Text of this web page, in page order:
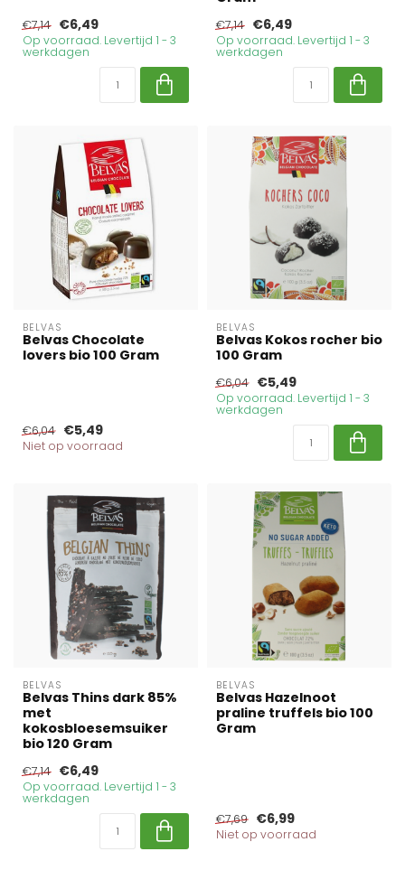
€7,14 €6,49
Op voorraad. Levertijd 1 - 3
werkdagen
€7,14 €6,49
Op voorraad. Levertijd 1 - 3
werkdagen
BELVAS
Belvas Chocolate
lovers bio 100 Gram
€6,04 €5,49
Niet op voorraad
BELVAS
Belvas Kokos rocher bio
100 Gram
€6,04 €5,49
Op voorraad. Levertijd 1 - 3
werkdagen
BELVAS
Belvas Thins dark 85%
met
kokosbloesemsuiker
bio 120 Gram
€7,14 €6,49
Op voorraad. Levertijd 1 - 3
werkdagen
BELVAS
Belvas Hazelnoot
praline truffels bio 100
Gram
€7,69 €6,99
Niet op voorraad